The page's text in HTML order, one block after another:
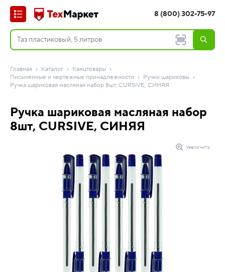
8 (800) 302-75-97
Главная Каталог
Канцтовары
Письменные и чертежные принадлежности
Ручки шариковы
Ручка шариковая масляная набор 8шт, CURSIVE, СИНЯЯ
Ручка шариковая масляная набор
8шт, CURSIVE, СИНЯЯ
Увеличить